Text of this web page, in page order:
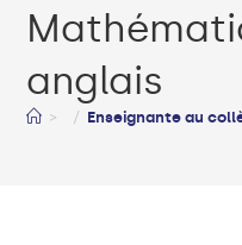
anglais
> Enseignante au